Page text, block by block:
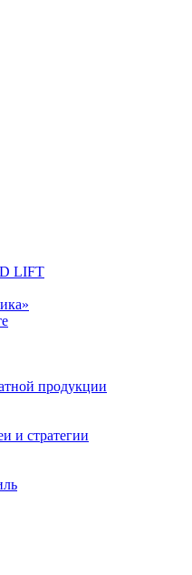
LIFT
продукции
и стратегии